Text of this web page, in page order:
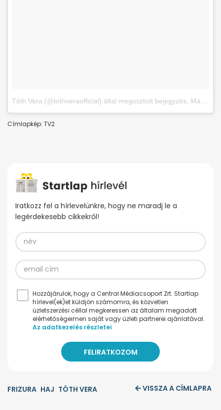
Tóth Vera (@tothveraofficial) által megosztott bejegyzés, Márc 5., 2018, időpont: 6:16 (PST időzóna szerint)
Címlapkép: TV2
Iratkozz fel a hírlevelünkre, hogy ne maradj le a
legérdekesebb cikkekről!
Hozzájárulok, hogy a Central Médiacsoport Zrt. Startlap
hírlevel(ek)et küldjön számomra, és közvetlen
üzletszerzési céllal megkeressen az általam megadott
elérhetőségeimen saját vagy üzleti partnerei ajánlatával.
Az adatkezelés részletei
FRIZURA HAJ TÓTH VERA VISSZA A CÍMLAPRA